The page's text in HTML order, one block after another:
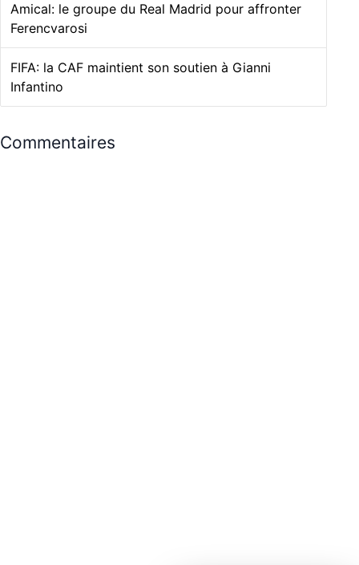
Amical: le groupe du Real Madrid pour affronter
Ferencvarosi
FIFA: la CAF maintient son soutien à Gianni
Infantino
Commentaires